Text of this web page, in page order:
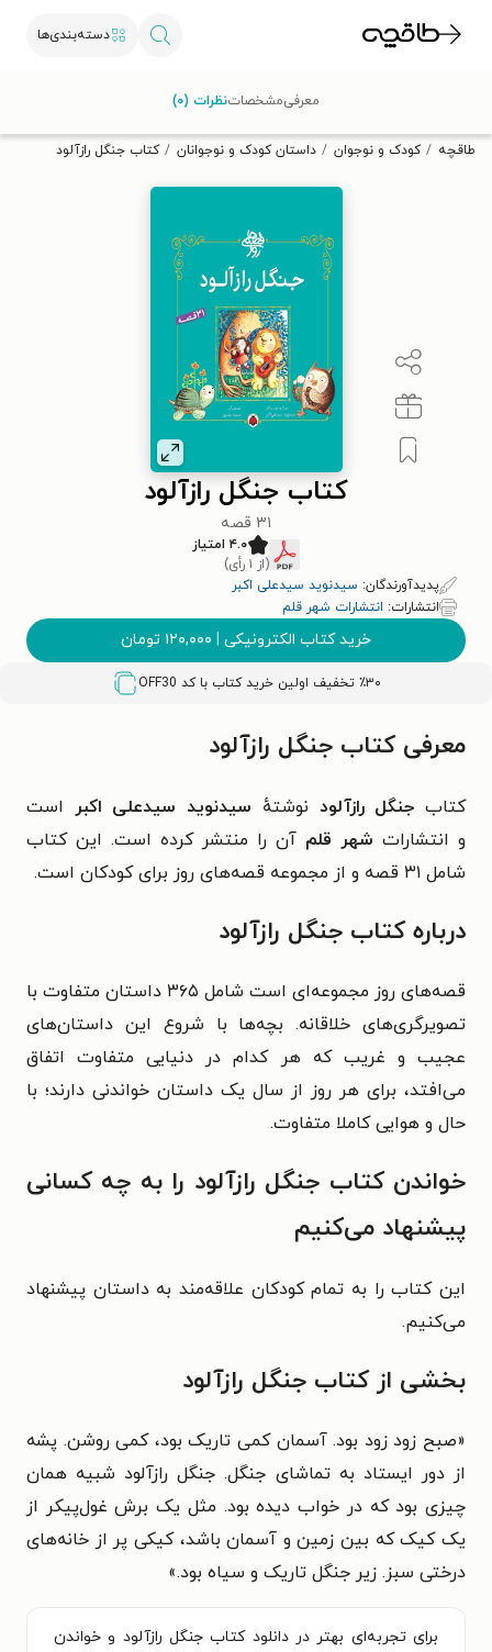
دسته‌بندی‌ها
تخفیف از طاقچه دریافت کن.
طاقچه کودک و نوجوان داستان کودک و نوجوانان کتاب جنگل رازآلود
کتاب جنگل رازآلود
۳۱ قصه
۴.۰ امتیاز
(از ۱ رأی)
پدیدآورندگان: سیدنوید سیدعلی اکبر
انتشارات: انتشارات شهر قلم
خرید کتاب الکترونیکی | ۱۲۰,۰۰۰ تومان
٪۳۰ تخفیف اولین خرید کتاب با کد OFF30
معرفیمشخصاتنظرات (۰)
معرفی کتاب جنگل رازآلود
کتاب جنگل رازآلود نوشتهٔ سیدنوید سیدعلی اکبر
است
و انتشارات شهر قلم آن را منتشر کرده است. این کتاب
شامل ۳۱ قصه و از مجموعه قصه‌های روز برای کودکان است.
دربارهکتاب جنگل رازآلود
قصه‌های روز مجموعه‌ای است شامل ۳۶۵ داستان متفاوت با
تصویرگری‌های خلاقانه. بچه‌ها با شروع این داستان‌های
عجیب و غریب که هر کدام در دنیایی متفاوت اتفاق
می‌افتد، برای هر روز از سال یک داستان خواندنی دارند؛ با
حال و هوایی کاملا متفاوت.
خواندن کتاب جنگل رازآلود را به چه کسانی
پیشنهاد می‌کنیم
این کتاب را به تمام کودکان علاقه‌مند به داستان پیشنهاد
می‌کنیم.
بخشی از کتاب جنگل رازآلود
«صبح زود زود بود. آسمان کمی تاریک بود، کمی روشن. پشه
از دور ایستاد به تماشای جنگل. جنگل رازآلود شبیه همان
چیزی بود که در خواب دیده بود. مثل یک برش غول‌پیکر از
یک کیک که بین زمین و آسمان باشد، کیکی پر از خانه‌های
درختی سبز. زیر جنگل تاریک و سیاه بود.»
برای تجربه‌ای بهتر در دانلود کتاب جنگل رازآلود و خواندن